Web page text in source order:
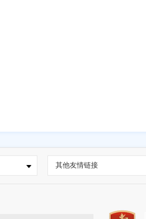
其他友情链接